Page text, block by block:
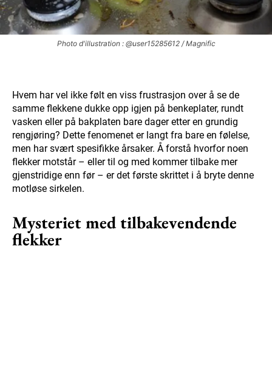
Photo d'illustration : @user15285612 / Magnific
Hvem har vel ikke følt en viss frustrasjon over å se de
samme flekkene dukke opp igjen på benkeplater, rundt
vasken eller på bakplaten bare dager etter en grundig
rengjøring? Dette fenomenet er langt fra bare en følelse,
men har svært spesifikke årsaker. Å forstå hvorfor noen
flekker motstår – eller til og med kommer tilbake mer
gjenstridige enn før – er det første skrittet i å bryte denne
motløse sirkelen.
Mysteriet med tilbakevendende
flekker